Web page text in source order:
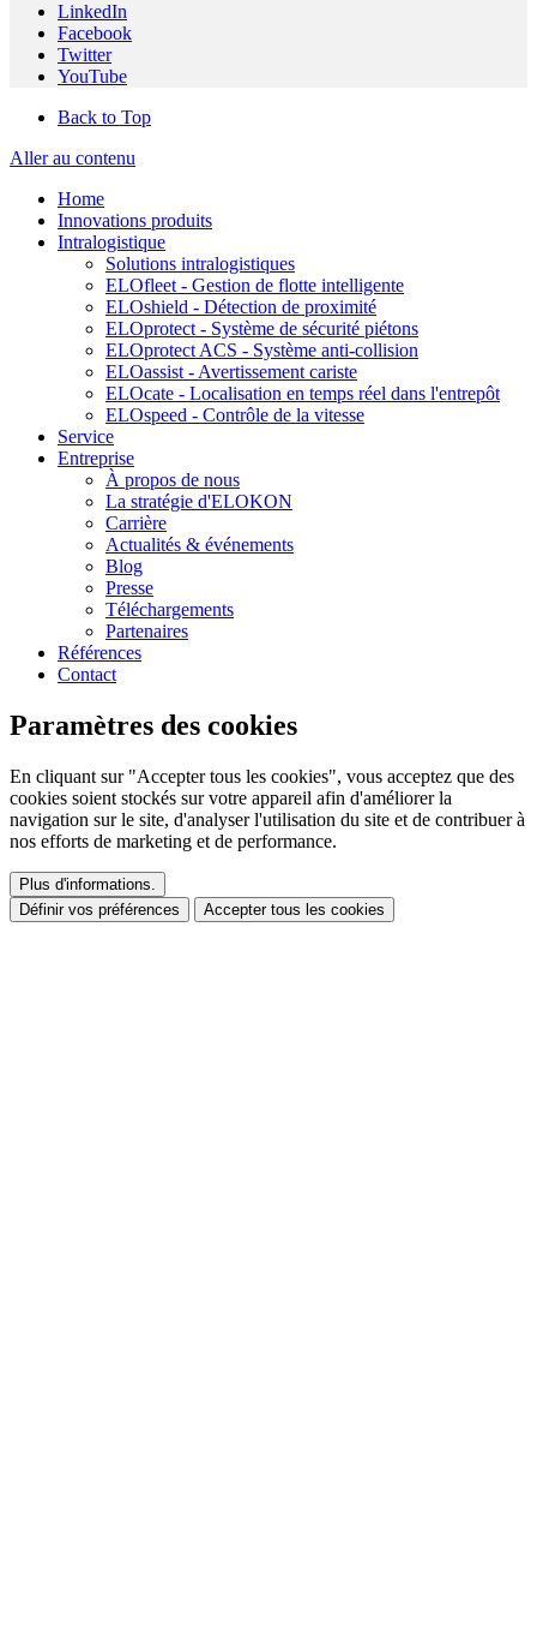
LinkedIn
Facebook
Twitter
YouTube
Back to Top
Aller au contenu
Home
Innovations produits
Intralogistique
Solutions intralogistiques
ELOfleet - Gestion de flotte intelligente
ELOshield - Détection de proximité
ELOprotect - Système de sécurité piétons
ELOprotect ACS - Système anti-collision
ELOassist - Avertissement cariste
ELOcate - Localisation en temps réel dans l'entrepôt
ELOspeed - Contrôle de la vitesse
Service
Entreprise
À propos de nous
La stratégie d'ELOKON
Carrière
Actualités & événements
Blog
Presse
Téléchargements
Partenaires
Références
Contact
Paramètres des cookies
En cliquant sur "Accepter tous les cookies", vous acceptez que des
cookies soient stockés sur votre appareil afin d'améliorer la
navigation sur le site, d'analyser l'utilisation du site et de contribuer à
nos efforts de marketing et de performance.
Plus d'informations.
Définir vos préférences
Accepter tous les cookies